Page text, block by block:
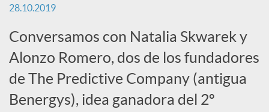
i
c
a
28.10.2019
Conversamos con Natalia Skwarek y
Alonzo Romero, dos de los fundadores
de The Predictive Company (antigua
Benergys), idea ganadora del 2º